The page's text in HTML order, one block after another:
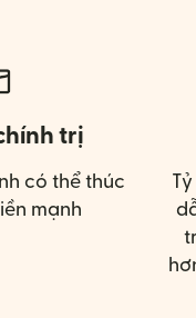
trị
có thể thúc
mạnh